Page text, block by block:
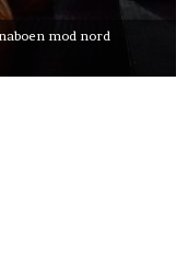
mod nord